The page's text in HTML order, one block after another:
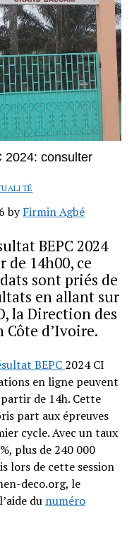
2024: consulter
byFirmin Agbé
BEPC 2024
14h00, ce
sont priés de
en allant sur
la Direction des
Côte d’Ivoire.
BEPC 2024 CI
en ligne peuvent
de 14h. Cette
part aux épreuves
cycle. Avec un taux
plus de 240 000
lors de cette session
deco.org, le
du numéro